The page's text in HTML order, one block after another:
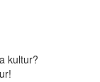
kultur?